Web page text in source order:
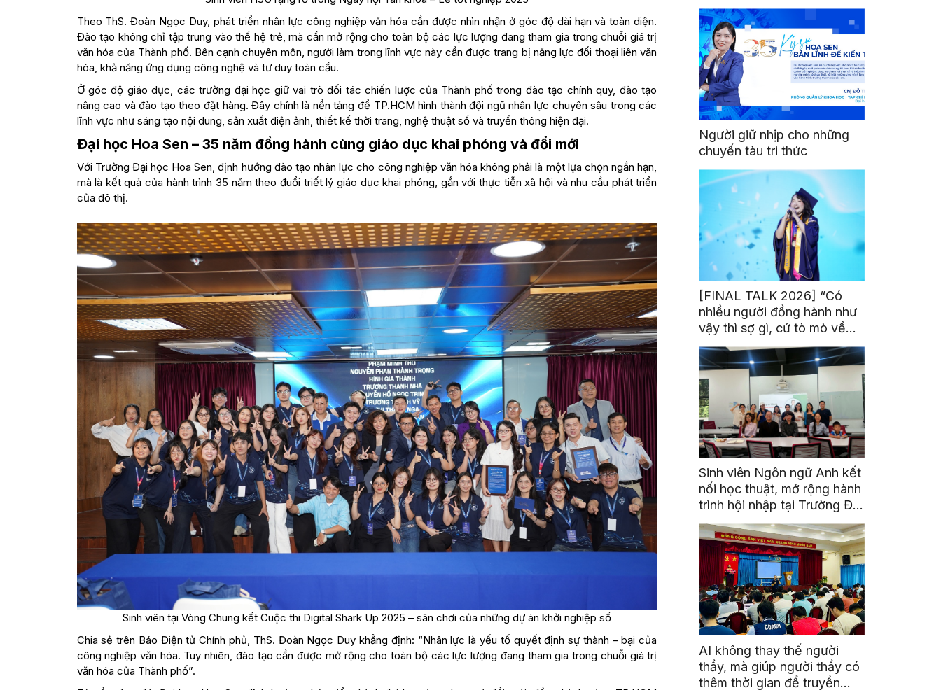
Theo ThS. Đoàn Ngọc Duy, phát triển nhân lực công nghiệp văn hóa cần được nhìn nhận ở góc độ dài hạn và toàn diện.
Đào tạo không chỉ tập trung vào thế hệ trẻ, mà cần mở rộng cho toàn bộ các lực lượng đang tham gia trong chuỗi giá trị
văn hóa của Thành phố. Bên cạnh chuyên môn, người làm trong lĩnh vực này cần được trang bị năng lực đối thoại liên văn
hóa, khả năng ứng dụng công nghệ và tư duy toàn cầu.
Ở góc độ giáo dục, các trường đại học giữ vai trò đối tác chiến lược của Thành phố trong đào tạo chính quy, đào tạo
nâng cao và đào tạo theo đặt hàng. Đây chính là nền tảng để TP.HCM hình thành đội ngũ nhân lực chuyên sâu trong các
lĩnh vực như sáng tạo nội dung, sản xuất điện ảnh, thiết kế thời trang, nghệ thuật số và truyền thông hiện đại.
Đại học Hoa Sen – 35 năm đồng hành cùng giáo dục khai phóng và đổi mới
Với Trường Đại học Hoa Sen, định hướng đào tạo nhân lực cho công nghiệp văn hóa không phải là một lựa chọn ngắn hạn,
mà là kết quả của hành trình 35 năm theo đuổi triết lý giáo dục khai phóng, gắn với thực tiễn xã hội và nhu cầu phát triển
của đô thị.
Sinh viên tại Vòng Chung kết Cuộc thi Digital Shark Up 2025 – sân chơi của những dự án khởi nghiệp số
Chia sẻ trên Báo Điện tử Chính phủ, ThS. Đoàn Ngọc Duy khẳng định: “Nhân lực là yếu tố quyết định sự thành – bại của
công nghiệp văn hóa. Tuy nhiên, đào tạo cần được mở rộng cho toàn bộ các lực lượng đang tham gia trong chuỗi giá trị
văn hóa của Thành phố”.
Người giữ nhịp cho những
chuyến tàu tri thức
[FINAL TALK 2026] “Có
nhiều người đồng hành như
vậy thì sợ gì, cứ tò mò về
thế giới thôi”
Sinh viên Ngôn ngữ Anh kết
nối học thuật, mở rộng hành
trình hội nhập tại Trường Đại
học Quốc gia Malaysia
AI không thay thế người
thầy, mà giúp người thầy có
thêm thời gian để truyền